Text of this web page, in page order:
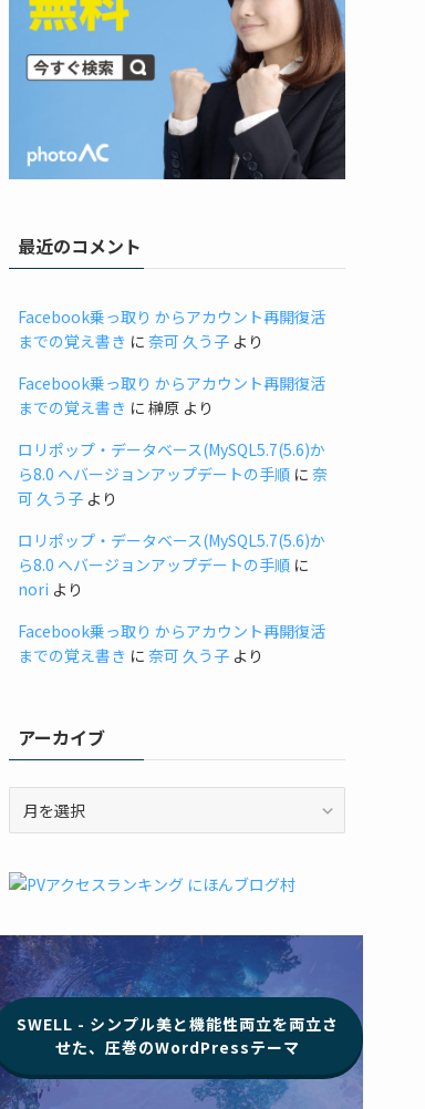
最近のコメント
Facebook乗っ取り からアカウント再開復活
までの覚え書き に 奈可 久う子 より
Facebook乗っ取り からアカウント再開復活
までの覚え書き に 榊原 より
ロリポップ・データベース(MySQL5.7(5.6)か
ら8.0 へバージョンアップデートの手順 に 奈
可 久う子 より
ロリポップ・データベース(MySQL5.7(5.6)か
ら8.0 へバージョンアップデートの手順 に
nori より
Facebook乗っ取り からアカウント再開復活
までの覚え書き に 奈可 久う子 より
アーカイブ
イ
ブ
SWELL - シンプル美と機能性両立を両立さ
せた、圧巻のWordPressテーマ